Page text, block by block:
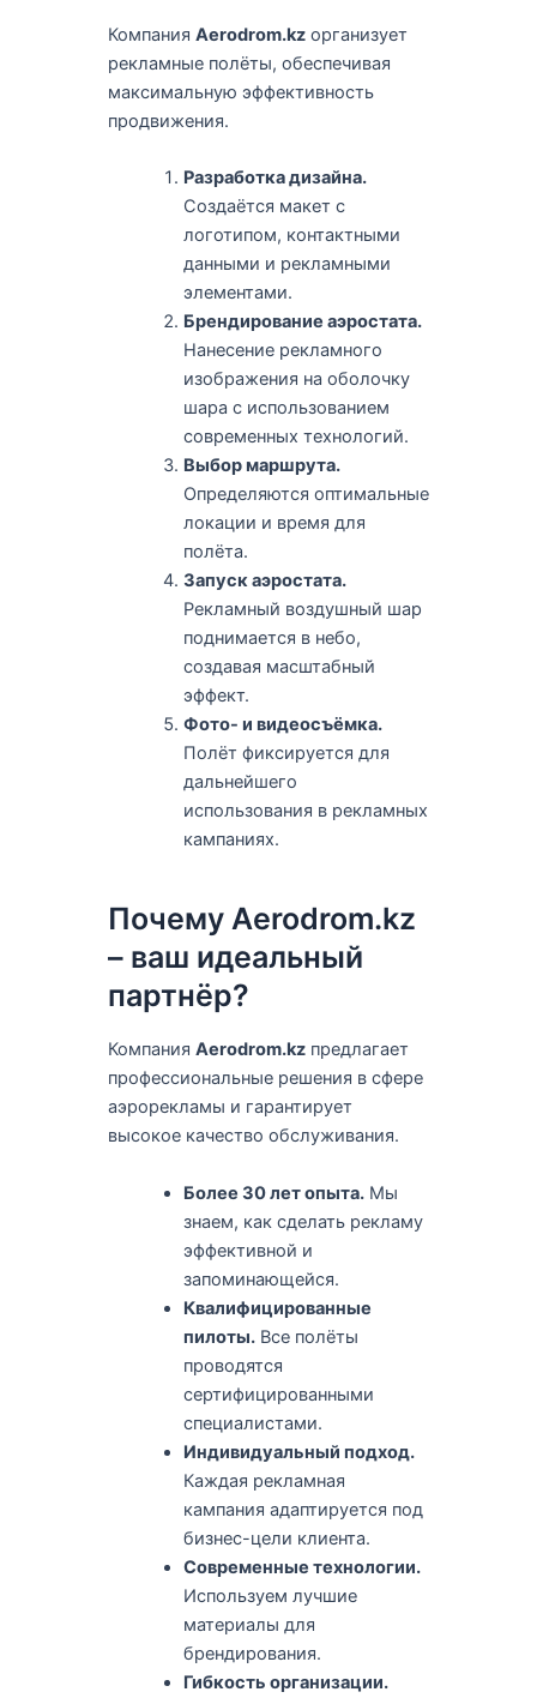
Компания Aerodrom.kzорганизует
рекламные полёты, обеспечивая
максимальную эффективность
продвижения.
Разработка дизайна.
Создаётся макет с
логотипом, контактными
данными и рекламными
элементами.
Брендирование аэростата.
Нанесение рекламного
изображения на оболочку
шара с использованием
современных технологий.
Выбор маршрута.
Определяются оптимальные
локации и время для
полёта.
Запуск аэростата.
Рекламный воздушный шар
поднимается в небо,
создавая масштабный
эффект.
Фото- и видеосъёмка.
Полёт фиксируется для
дальнейшего
использования в рекламных
кампаниях.
Почему Aerodrom.kz
– ваш идеальный
партнёр?
Компания Aerodrom.kzпредлагает
профессиональные решения в сфере
аэрорекламы и гарантирует
высокое качество обслуживания.
Более 30 лет опыта. Мы
знаем, как сделать рекламу
эффективной и
запоминающейся.
Квалифицированные
пилоты. Все полёты
проводятся
сертифицированными
специалистами.
Индивидуальный подход.
Каждая рекламная
кампания адаптируется под
бизнес-цели клиента.
Современные технологии.
Используем лучшие
материалы для
брендирования.
Гибкость организации.